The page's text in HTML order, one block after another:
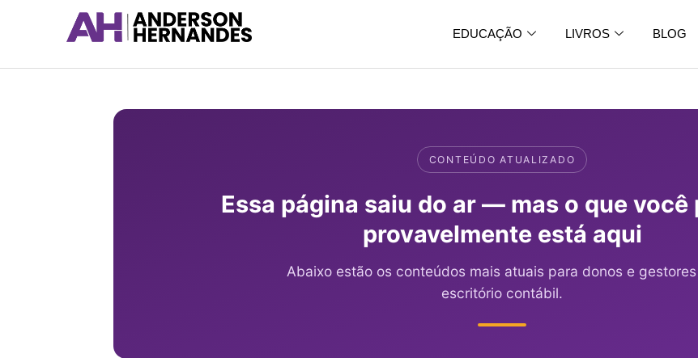
conteúdo
EDUCAÇÃO LIVROS BLOG
CONTEÚDO ATUALIZADO
Essa página saiu do ar — mas o que você
provavelmente está aqui
Abaixo estão os conteúdos mais atuais para donos e
escritório contábil.